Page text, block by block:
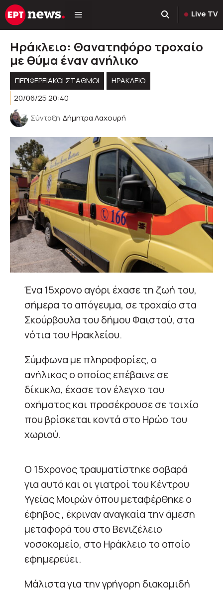
Μετάβαση
σε
Live TV
Ηράκλειο: Θανατηφόρο τροχαίο
με θύμα έναν ανήλικο
ΠΕΡΙΦΕΡΕΙΑΚΟΊ ΣΤΑΘΜΟΊ
ΗΡΑΚΛΕΙΟ
20/06/25 20:40
Σύνταξη Δήμητρα Λαχουρή
Ένα 15χρονο αγόρι έχασε τη ζωή του,
σήμερα το απόγευμα, σε τροχαίο στα
Σκούρβουλα του δήμου Φαιστού, στα
νότια του Ηρακλείου.
Σύμφωνα με πληροφορίες, ο
ανήλικος ο οποίος επέβαινε σε
δίκυκλο, έχασε τον έλεγχο του
οχήματος και προσέκρουσε σε τοιχίο
που βρίσκεται κοντά στο Ηρώο του
χωριού.
Ο 15χρονος τραυματίστηκε σοβαρά
για αυτό και οι γιατροί του Κέντρου
Υγείας Μοιρών όπου μεταφέρθηκε ο
έφηβος , έκριναν αναγκαία την άμεση
μεταφορά του στο Βενιζέλειο
νοσοκομείο, στο Ηράκλειο το οποίο
εφημερεύει.
Μάλιστα για την γρήγορη διακομιδή